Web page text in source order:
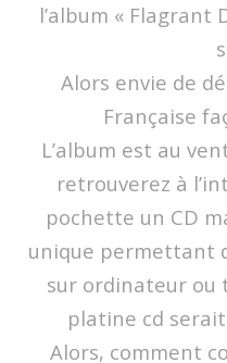
l’album « Flagrant
Alors envie de
Française
L’album est au
retrouverez à
pochette un CD
unique permettant
sur ordinateur ou
platine cd
Alors, comment